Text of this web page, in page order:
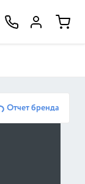
Отчет бренда